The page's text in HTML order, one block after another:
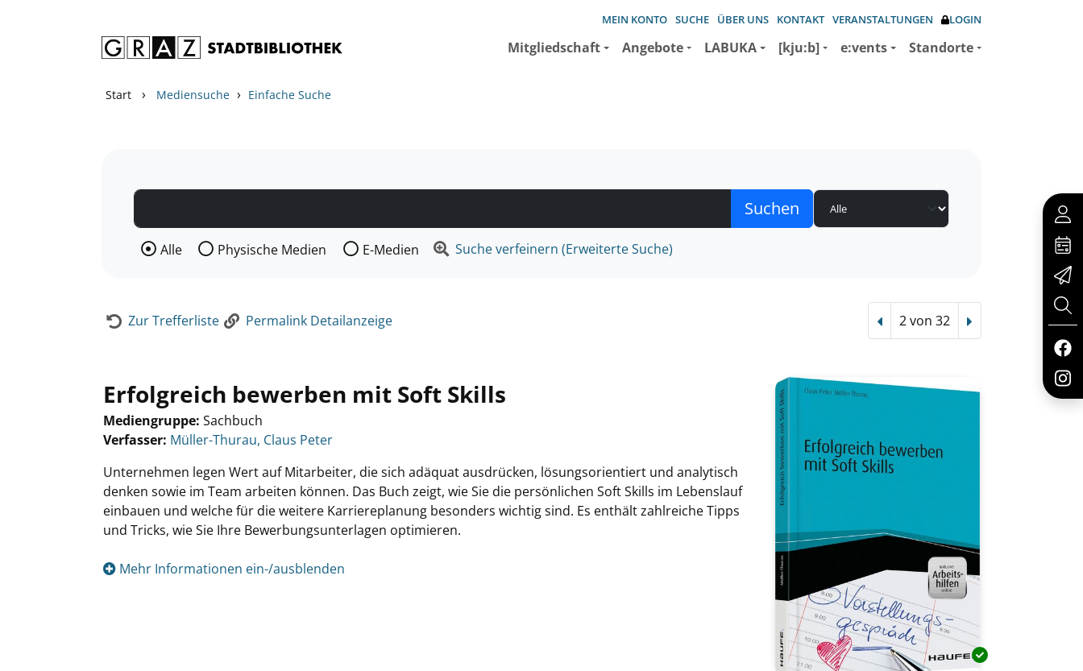
MEIN KONTO SUCHE ÜBER UNS KONTAKT VERANSTALTUNGEN LOGIN
Mitgliedschaft Angebote LABUKA [kju:b] e:vents Standorte
Start › Mediensuche › Einfache Suche
Wählen Sie die Medienart nach der Sie suchen wollen.
Alle Physische Medien E-Medien Suche verfeinern (Erweiterte Suche)
Zur Trefferliste Permalink Detailanzeige Vorheriger Treffer
2 von 32 Nächster Treffer
Erfolgreich bewerben mit Soft Skills
Mediengruppe: Sachbuch
Verfasser: Suche nach diesem Verfasser
Müller-Thurau, Claus Peter
Unternehmen legen Wert auf Mitarbeiter, die sich adäquat ausdrücken, lösungsorientiert und analytisch
denken sowie im Team arbeiten können. Das Buch zeigt, wie Sie die persönlichen Soft Skills im Lebenslauf
einbauen und welche für die weitere Karriereplanung besonders wichtig sind. Es enthält zahlreiche Tipps
und Tricks, wie Sie Ihre Bewerbungsunterlagen optimieren.
Mehr Informationen ein-/ausblenden